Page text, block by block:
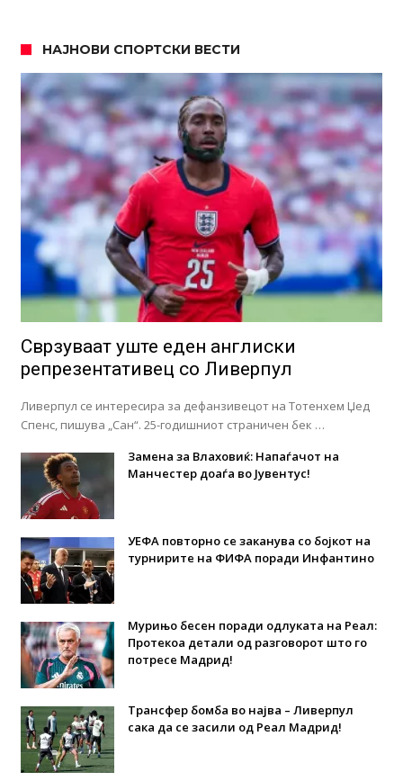
НАЈНОВИ СПОРТСКИ ВЕСТИ
Сврзуваат уште еден англиски
репрезентативец со Ливерпул
Ливерпул се интересира за дефанзивецот на Тотенхем Џед
Спенс, пишува „Сан“. 25-годишниот страничен бек …
Замена за Влаховиќ: Напаѓачот на
Манчестер доаѓа во Јувентус!
УЕФА повторно се заканува со бојкот на
турнирите на ФИФА поради Инфантино
Мурињо бесен поради одлуката на Реал:
Протекоа детали од разговорот што го
потресе Мадрид!
Трансфер бомба во најва – Ливерпул
сака да се засили од Реал Мадрид!